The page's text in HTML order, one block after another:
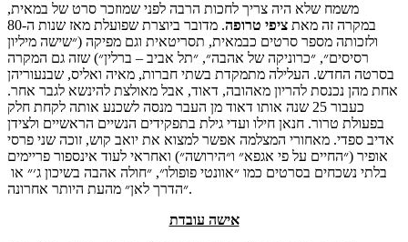
משמח שלא היה צריך לחכות הרבה לפני שמוזכר סרט של במאית,
במקרה זה מאת ציפי טרופה
. מדובר ביוצרת שפועלת מאז שנות ה-80
ולזכותה מספר סרטים כבמאית, תסריטאית וגם מפיקה (״שישה מיליון
רסיסים״, ״כרוניקה של אהבה״, ״תל אביב – ברלין״) שזה גם המקרה
בסרטה החדש. העלילה מתמקדת בשתי חברות, מאיה ואליס, שבנעוריהן
אחת מהן נכנסת להריון מאהובה, דאוד, אבל מאולצת להינשא לגבר אחר.
כעבור 25 שנה אותו דאוד מן העבר מנסה לשכנע אותה לקחת חלק
בפעולת טרור. חנאן חילו ועדי גילת בתפקידים הנשיים הראשיים ולצידן
אדיב ספדי. מאחורי המצלמה אפשר למצוא את יואב קוש, זוכה שני פרסי
אופיר (״החיים על פי אגפא״ ו״הירושה״) ואחראי לעוד אינספור פריימים
בלתי נשכחים בסרטים כמו ״אוונטי פופולו״, ״חולה אהבה בשיכון ג׳״ או
״הדרך לאן״ מהעת היותר אחרונה.
אישה עובדת